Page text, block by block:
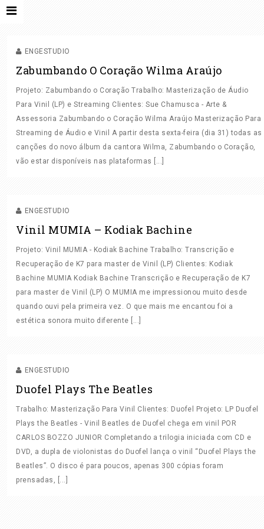
HOME
QUEM SOMOS
ESTÚDIO
TRABALHOS
GALERIA DE IMAGENS
EQUIPAMENTOS
ENGESTUDIO
Zabumbando O Coração Wilma Araújo
Projeto: Zabumbando o Coração Trabalho: Masterização de Áudio
Para Vinil (LP) e Streaming Clientes: Sue Chamusca - Arte &
Assessoria Zabumbando o Coração Wilma Araújo Masterização Para
Streaming de Áudio e Vinil A partir desta sexta-feira (dia 31) todas as
canções do novo álbum da cantora Wilma, Zabumbando o Coração,
vão estar disponíveis nas plataformas [...]
ENGESTUDIO
Vinil MUMIA – Kodiak Bachine
Projeto: Vinil MUMIA - Kodiak Bachine Trabalho: Transcrição e
Recuperação de K7 para master de Vinil (LP) Clientes: Kodiak
Bachine MUMIA Kodiak Bachine Transcrição e Recuperação de K7
para master de Vinil (LP) O MUMIA me impressionou muito desde
quando ouvi pela primeira vez. O que mais me encantou foi a
estética sonora muito diferente [...]
MASTER EM STEMS MASTER ON LINE
ENGESTUDIO
Duofel Plays The Beatles
Trabalho: Masterização Para Vinil Clientes: Duofel Projeto: LP Duofel
Plays the Beatles - Vinil Beatles de Duofel chega em vinil POR
CARLOS BOZZO JUNIOR Completando a trilogia iniciada com CD e
DVD, a dupla de violonistas do Duofel lança o vinil “Duofel Plays the
Beatles”. O disco é para poucos, apenas 300 cópias foram
prensadas, [...]